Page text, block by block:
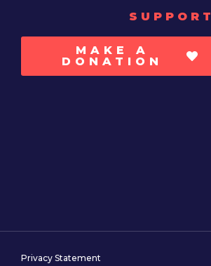
SUPPORT
MAKE A
DONATION
Privacy Statement